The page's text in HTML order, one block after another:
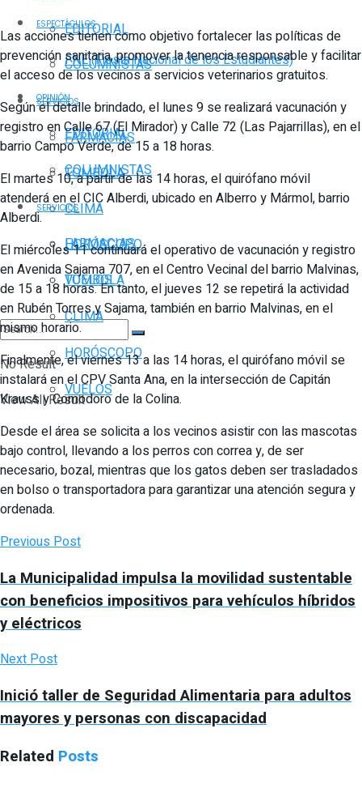
EDITORIAL
COLUMNISTAS
SERVICIOS
FARMACIAS
TOMBOLA
CLIMA
HORÓSCOPO
VUELOS
No Result
View All Result
ESPECTÁCULOS
FNE (Fiesta Nacional de los Estudiantes)
OPINIÓN
EDITORIAL
COLUMNISTAS
SERVICIOS
FARMACIAS
TOMBOLA
CLIMA
HORÓSCOPO
VUELOS
Las acciones tienen como objetivo fortalecer las políticas de
prevención sanitaria, promover la tenencia responsable y facilitar
el acceso de los vecinos a servicios veterinarios gratuitos.
Según el detalle brindado, el lunes 9 se realizará vacunación y
registro en Calle 67 (El Mirador) y Calle 72 (Las Pajarrillas), en el
barrio Campo Verde, de 15 a 18 horas.
El martes 10, a partir de las 14 horas, el quirófano móvil
atenderá en el CIC Alberdi, ubicado en Alberro y Mármol, barrio
Alberdi.
El miércoles 11 continuará el operativo de vacunación y registro
en Avenida Sajama 707, en el Centro Vecinal del barrio Malvinas,
de 15 a 18 horas. En tanto, el jueves 12 se repetirá la actividad
en Rubén Torres y Sajama, también en barrio Malvinas, en el
mismo horario.
Finalmente, el viernes 13 a las 14 horas, el quirófano móvil se
instalará en el CPV Santa Ana, en la intersección de Capitán
Krauss y Comodoro de la Colina.
Desde el área se solicita a los vecinos asistir con las mascotas
bajo control, llevando a los perros con correa y, de ser
necesario, bozal, mientras que los gatos deben ser trasladados
en bolso o transportadora para garantizar una atención segura y
ordenada.
Previous Post
La Municipalidad impulsa la movilidad sustentable
con beneficios impositivos para vehículos híbridos
y eléctricos
Next Post
Inició taller de Seguridad Alimentaria para adultos
mayores y personas con discapacidad
Related Posts